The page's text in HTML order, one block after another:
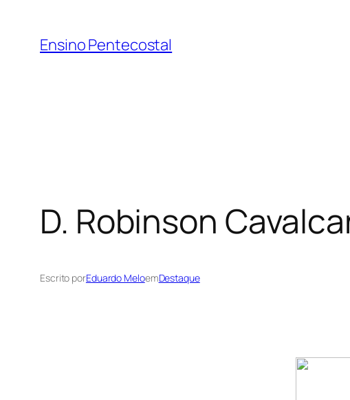
Ensino Pentecostal
D. Robinson
Escrito porEduardo MeloemDestaque